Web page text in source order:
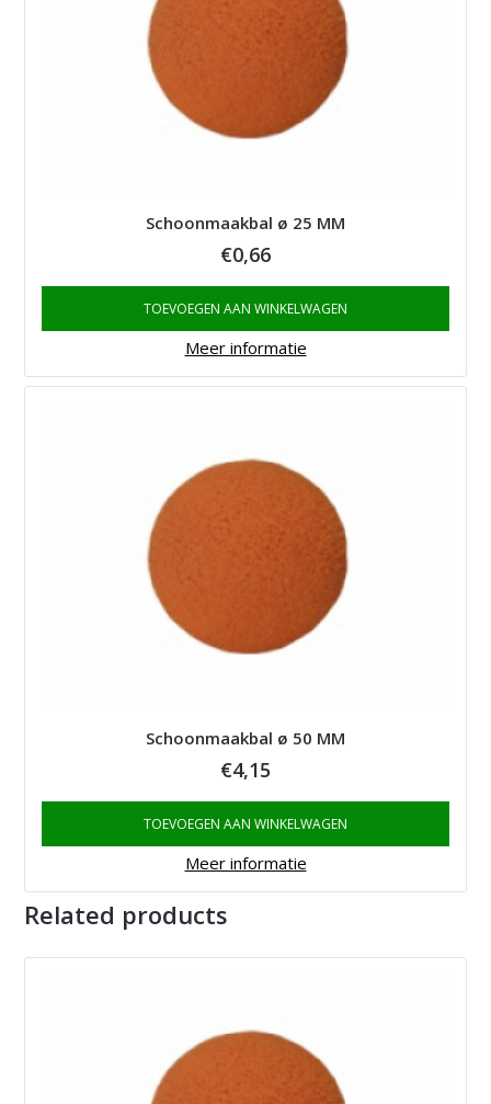
Schoonmaakbal ø 25 MM
€0,66
TOEVOEGEN AAN WINKELWAGEN
Meer informatie
Schoonmaakbal ø 50 MM
€4,15
TOEVOEGEN AAN WINKELWAGEN
Meer informatie
Related products